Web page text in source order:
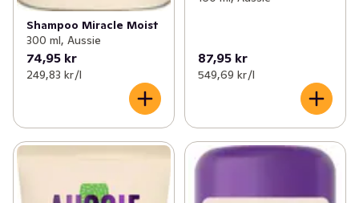
Shampoo Miracle Moist
300 ml, Aussie
74,95 kr
249,83 kr /l
87,95 kr
549,69 kr /l